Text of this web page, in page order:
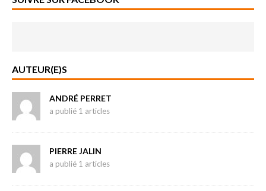
AUTEUR(E)S
ANDRÉ PERRET
a publié 1 articles
PIERRE JALIN
a publié 1 articles